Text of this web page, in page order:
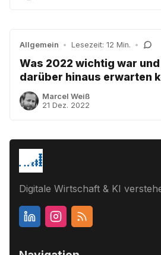
Allgemein • Lesezeit: 12 Min. •
Was 2022 wichtig war
darüber hinaus erwarten
Marcel Weiß
21 Dez. 2022
Digitale Wirtschaft & KI